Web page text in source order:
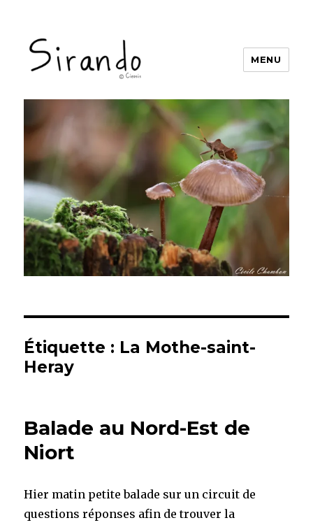
MENU
Étiquette : La Mothe-saint-
Heray
Balade au Nord-Est de
Niort
Hier matin petite balade sur un circuit de
questions réponses afin de trouver la